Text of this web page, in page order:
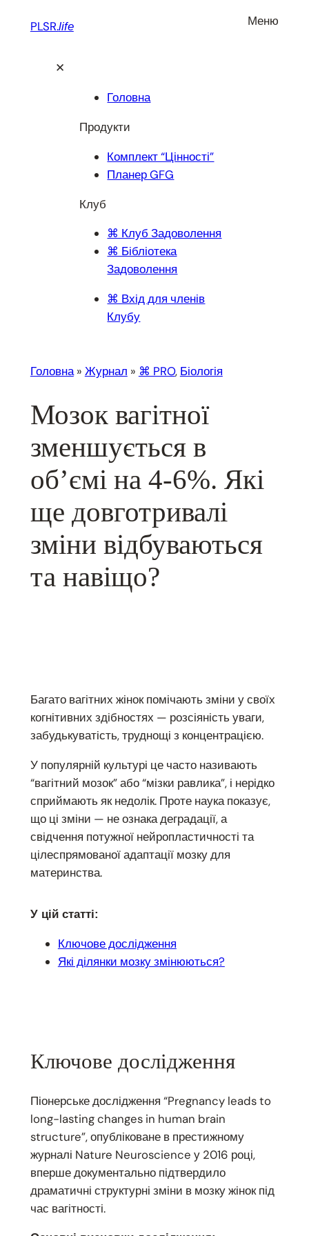
PLSR.life Меню
✕
Головна
Продукти
Комплект “Цінності”
Планер GFG
Клуб
⌘ Клуб Задоволення
⌘ Бібліотека
Задоволення
⌘ Вхід для членів
Клубу
Головна» Журнал » ⌘ PRO, Біологія
Мозок вагітної
зменшується в
обʼємі на 4-6%. Які
ще довготривалі
зміни відбуваються
та навіщо?
Багато вагітних жінок помічають зміни у своїх
когнітивних здібностях — розсіяність уваги,
забудькуватість, труднощі з концентрацією.
У популярній культурі це часто називають
“вагітний мозок” або “мізки равлика”, і нерідко
сприймають як недолік. Проте наука показує,
що ці зміни — не ознака деградації, а
свідчення потужної нейропластичності та
цілеспрямованої адаптації мозку для
материнства.
У цій статті:
Ключове дослідження
Які ділянки мозку змінюються?
Ключове дослідження
Піонерське дослідження “Pregnancy leads to
long-lasting changes in human brain
structure”, опубліковане в престижному
журналі Nature Neuroscience у 2016 році,
вперше документально підтвердило
драматичні структурні зміни в мозку жінок під
час вагітності.